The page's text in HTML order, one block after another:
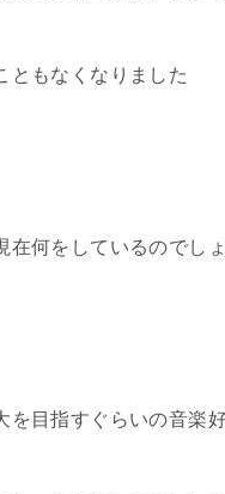
ともなくなりました
在何をしているのでし
を目指すぐらいの音楽